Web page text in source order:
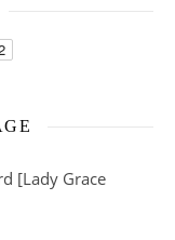
[Lady Grace